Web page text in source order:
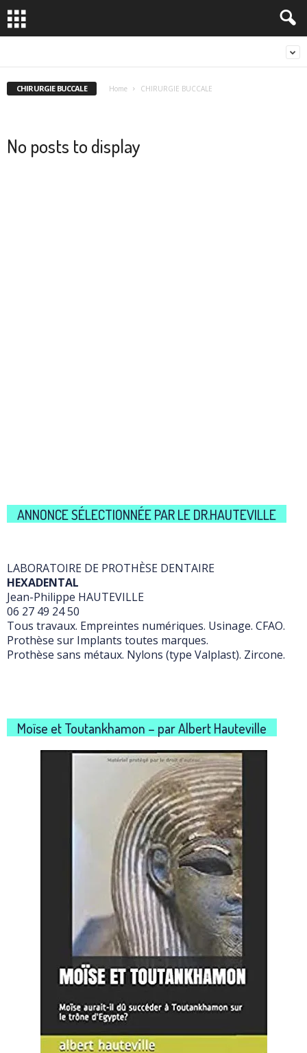
CHIRURGIE BUCCALE Home CHIRURGIE BUCCALE
No posts to display
ANNONCE SÉLECTIONNÉE PAR LE DR.HAUTEVILLE
LABORATOIRE DE PROTHÈSE DENTAIRE
HEXADENTAL
Jean-Philippe HAUTEVILLE
06 27 49 24 50
Tous travaux. Empreintes numériques. Usinage. CFAO.
Prothèse sur Implants toutes marques.
Prothèse sans métaux. Nylons (type Valplast). Zircone.
Moïse et Toutankhamon – par Albert Hauteville